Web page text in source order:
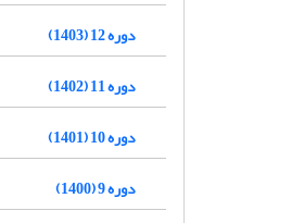
دوره 12 (1403)
دوره 11 (1402)
دوره 10 (1401)
دوره 9 (1400)